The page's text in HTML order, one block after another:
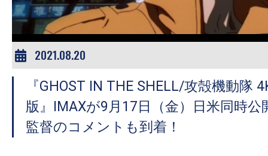
2021.08.20
『GHOST IN THE SHELL/攻殻機動隊
版』IMAXが9月17日（金）日米同時公
監督のコメントも到着！